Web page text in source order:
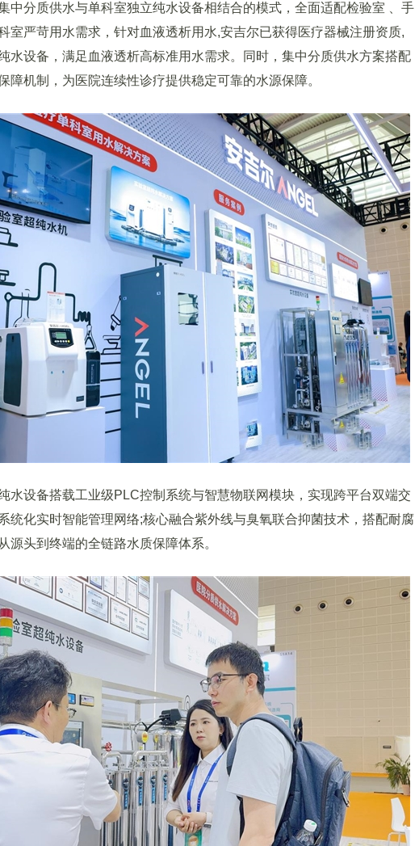
中分质供水与单科室独立纯水设备相结合的模式，全面适配检验室 、手
室严苛用水需求，针对血液透析用水,安吉尔已获得医疗器械注册资质,
水设备，满足血液透析高标准用水需求。同时，集中分质供水方案搭配
障机制，为医院连续性诊疗提供稳定可靠的水源保障。
设备搭载工业级PLC控制系统与智慧物联网模块，实现跨平台双端交
统化实时智能管理网络;核心融合紫外线与臭氧联合抑菌技术，搭配耐腐
源头到终端的全链路水质保障体系。